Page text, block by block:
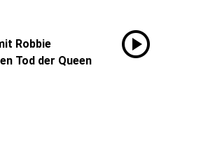
Robbie
Tod der Queen
play_circle